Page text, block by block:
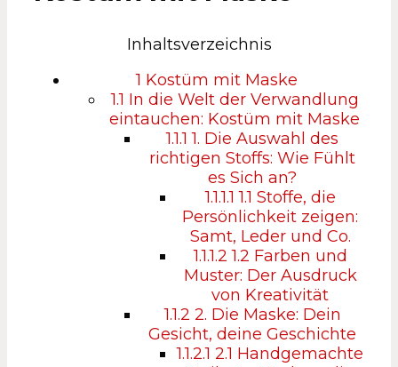
Inhaltsverzeichnis
1 Kostüm mit Maske
1.1 In die Welt der Verwandlung
eintauchen: Kostüm mit Maske
1.1.1 1. Die Auswahl des
richtigen Stoffs: Wie Fühlt
es Sich an?
1.1.1.1 1.1 Stoffe, die
Persönlichkeit zeigen:
Samt, Leder und Co.
1.1.1.2 1.2 Farben und
Muster: Der Ausdruck
von Kreativität
1.1.2 2. Die Maske: Dein
Gesicht, deine Geschichte
1.1.2.1 2.1 Handgemachte